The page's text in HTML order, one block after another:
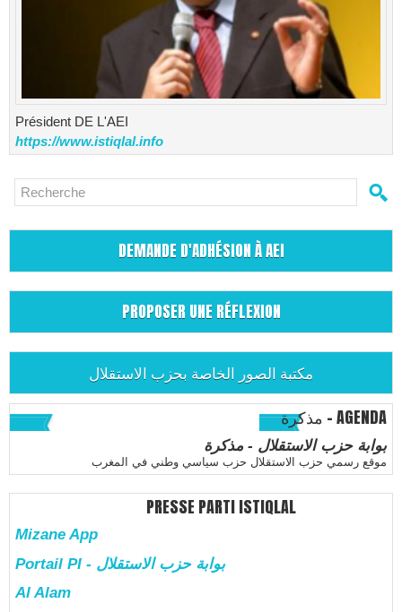
Président DE L'AEI
https://www.istiqlal.info
DEMANDE D'ADHÉSION À AEI
PROPOSER UNE RÉFLEXION
مكتبة الصور الخاصة بحزب الاستقلال
مذكرة - AGENDA
بوابة حزب الاستقلال - مذكرة
موقع رسمي حزب الاستقلال حزب سياسي وطني في المغرب
PRESSE PARTI ISTIQLAL
Mizane App
Portail PI - بوابة حزب الاستقلال
Al Alam